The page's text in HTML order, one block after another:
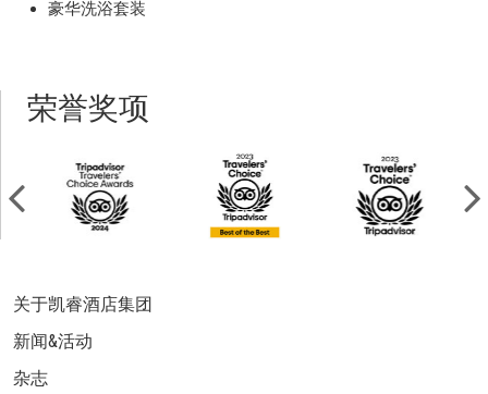
豪华洗浴套装
荣誉奖项
关于凯睿酒店集团
新闻&活动
杂志